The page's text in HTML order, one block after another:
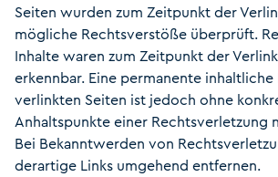
Seiten wurden zum Zeitpunkt der
mögliche Rechtsverstöße überprüft.
Inhalte waren zum Zeitpunkt der
erkennbar. Eine permanente
verlinkten Seiten ist jedoch ohne
Anhaltspunkte einer Rechtsverletzung
Bei Bekanntwerden von
derartige Links umgehend entfernen.